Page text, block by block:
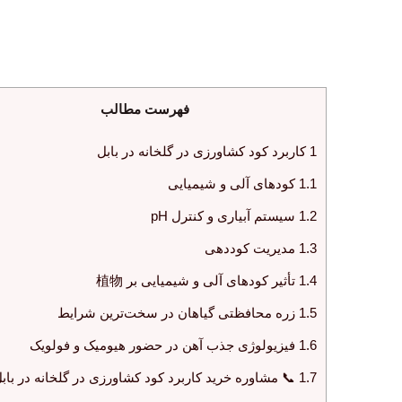
فهرست مطالب
1 کاربرد کود کشاورزی در گلخانه در بابل
1.1 کودهای آلی و شیمیایی
1.2 سیستم آبیاری و کنترل pH
1.3 مدیریت کوددهی
1.4 تأثیر کودهای آلی و شیمیایی بر 植物
1.5 زره محافظتی گیاهان در سخت‌ترین شرایط
1.6 فیزیولوژی جذب آهن در حضور هیومیک و فولویک
1.7 📞 مشاوره خرید کاربرد کود کشاورزی در گلخانه در